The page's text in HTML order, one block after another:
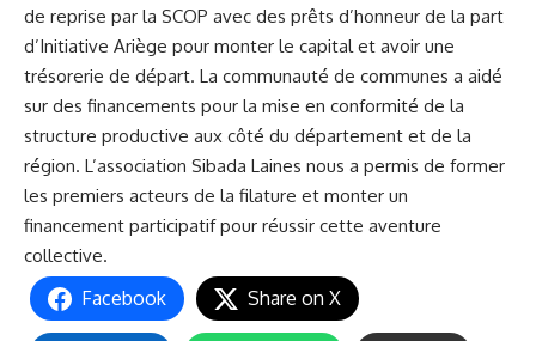
de reprise par la SCOP avec des prêts d’honneur de la part
d’Initiative Ariège pour monter le capital et avoir une
trésorerie de départ. La communauté de communes a aidé
sur des financements pour la mise en conformité de la
structure productive aux côté du département et de la
région. L’association Sibada Laines nous a permis de former
les premiers acteurs de la filature et monter un
financement participatifpour réussir cette aventure
collective.
Facebook Share on X